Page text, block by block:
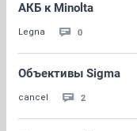
АКБ к Minolta
Legna 0
Объективы Sigma
cancel 2